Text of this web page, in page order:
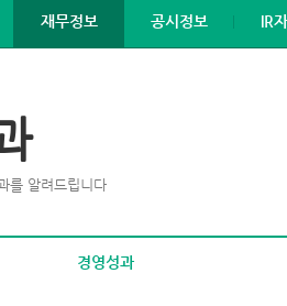
재무정보 공시정보 IR
를 알려드립니다
경영성과